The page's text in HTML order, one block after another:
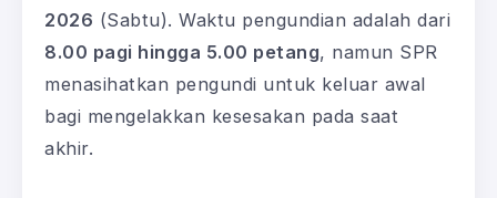
2026 (Sabtu). Waktu pengundian adalah dari
8.00 pagi hingga 5.00 petang, namun SPR
menasihatkan pengundi untuk keluar awal
bagi mengelakkan kesesakan pada saat
akhir.